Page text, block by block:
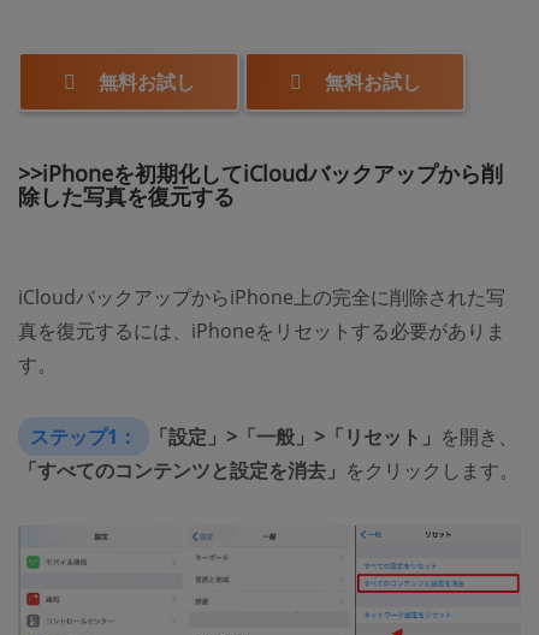
無料お試し 無料お試し
>>iPhoneを初期化してiCloudバックアップから削
除した写真を復元する
iCloudバックアップからiPhone上の完全に削除された写
真を復元するには、iPhoneをリセットする必要がありま
す。
ステップ1： 「設定」>「一般」>「リセット」 を開き、
「すべてのコンテンツと設定を消去」 をクリックします。